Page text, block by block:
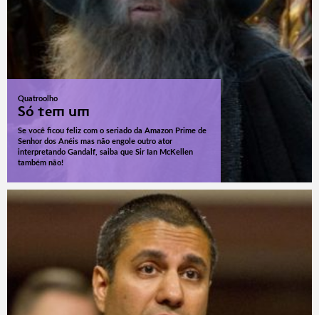
Quatroolho
Só tem um
Se você ficou feliz com o seriado da Amazon Prime de
Senhor dos Anéis mas não engole outro ator
interpretando Gandalf, saiba que Sir Ian McKellen
também não!